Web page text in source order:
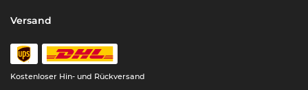
Versand
Kostenloser Hin- und Rückversand